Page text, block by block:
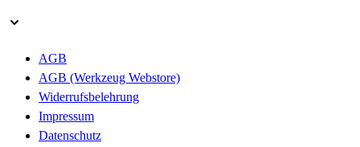
AGB
AGB (Werkzeug Webstore)
Widerrufsbelehrung
Impressum
Datenschutz